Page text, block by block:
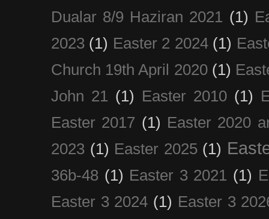
Dualar 8/9 Haziran 2021 (1)
2023 (1) Easter 2 2024 (1)
Church 19th April 2020 (1)
John 21 (1) Easter 2010 (1)
Easter 2017 (1) Easter 2020
2023 (1) Easter 2025 (1)
36b-48 (1) Easter 3 2021 (1)
Easter 3 2024 (1) Easter 3